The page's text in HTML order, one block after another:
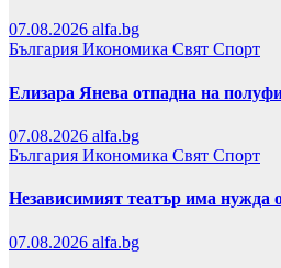
07.08.2026 alfa.bg
България Икономика Свят Спорт
Елизара Янева отпадна на
07.08.2026 alfa.bg
България Икономика Свят Спорт
Независимият театър има нужда
07.08.2026 alfa.bg